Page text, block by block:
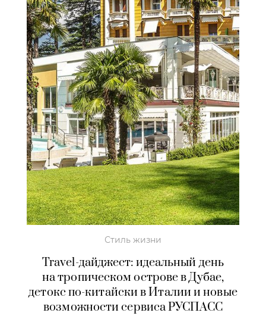
Стиль жизни
Travel-дайджест: идеальный день
на тропическом острове в Дубае,
детокс по-китайски в Италии и новые
возможности сервиса РУСПАСС